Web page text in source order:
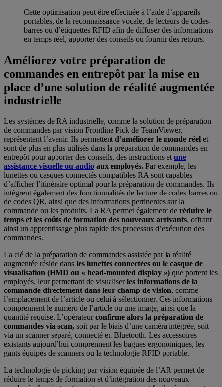
Cette optimisation peut être effectuée à l’aide d’appareils
portables, de la reconnaissance vocale, de lecteurs de codes-
barres ou d’étiquettes RFID afin de diffuser des informations
en temps réel, apporter des conseils ou fournir des retours.
Améliorez votre préparation de
commandes en entrepôt par la mise en
place d’une solution de réalité augmentée
industrielle
Les systèmes de RA industrielle, comme la solution de préparation
de commandes par vision Frontline Pick de TeamViewer,
représentent l’avenir. Ils permettentd’améliorer le monde réel et
sont de plus en plus utilisés dans la préparation de commandes en
entrepôt pour apporter des conseils, des instructions etune
assistance visuelle ou audio aux employés. Par exemple, les
lunettes ou casques connectés compatibles RA sont capables
d’afficher l’itinéraire optimal pour la préparation de commandes. Ils
intègrent également des fonctionnalités de lecture de codes-barres ou
de codes QR, ainsi que des informations pertinentes sur la
commande ou les produits. La RA permet également de réduire le
temps et les coûts de formation des nouveaux arrivants, offrant
ainsi un apprentissage plus rapide des processus d’exécution des
commandes.
La clé de la préparation de commandes assistée par la réalité
augmentée réside dans les lunettes connectées ou le casque de
visualisation (HMD ou « head-mounted display ») que portent les
employés, leur permettant de visualiserles informations de la
commande directement dans leur champ de vision, comme
l’emplacement de l’article ou celui à sélectionner. Ces informations
comprennent le numéro de l’article ou une image, ainsi que la
quantité requise. L’opérateurconfirme alors la préparation de
commandes via scan, soit par le biais d’une caméra intégrée, soit
via un scanner séparé, connecté en Bluetooth. Les accessoires
existants aujourd’hui comprennent les bagues ergonomiques, les
gants équipés de scanners ou la technologie RFID portable.
La technologie de picking par vision équipée de l’AR permet de
réduire le temps de formation et d’intégration des nouveaux